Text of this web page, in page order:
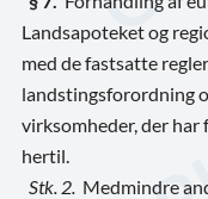
Landsapoteket og
med de fastsatte
landstingsforordning
virksomheder, der
hertil.
Stk. 2. Medmindre